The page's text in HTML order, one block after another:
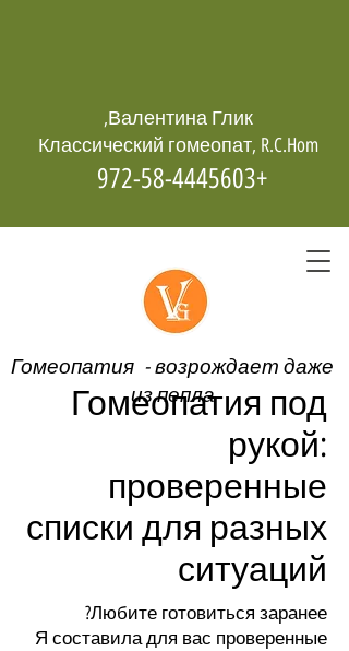
Гомеопатия -возрождает даже
из пепла
Валентина Глик,
+972-58-4445603
Гомеопатия под
рукой:
проверенные
списки для разных
ситуаций
Любите готовиться заранее?
Я составила для вас проверенные